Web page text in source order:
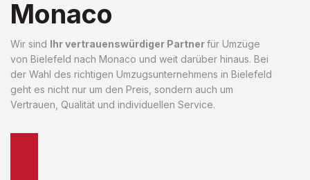
Monaco
Wir sind Ihr vertrauenswürdiger Partnerfür Umzüge
von Bielefeld nach Monaco und weit darüber hinaus. Bei
der Wahl des richtigen Umzugsunternehmens in Bielefeld
geht es nicht nur um den Preis, sondern auch um
Vertrauen, Qualität und individuellen Service.